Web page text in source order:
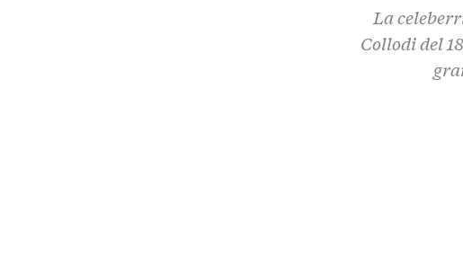
La
Collodi del